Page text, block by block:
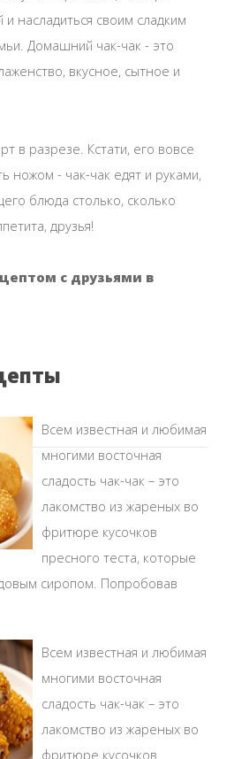
насладиться своим сладким
Домашний чак-чак - это
вкусное, сытное и
в разрезе. Кстати, его вовсе
ножом - чак-чак едят и руками,
блюда столько, сколько
друзья!
с друзьями в
Всем известная и любимая
многими восточная
сладость чак-чак – это
лакомство из жареных во
фритюре кусочков
пресного теста, которые
сиропом. Попробовав
Всем известная и любимая
многими восточная
сладость чак-чак – это
лакомство из жареных во
фритюре кусочков